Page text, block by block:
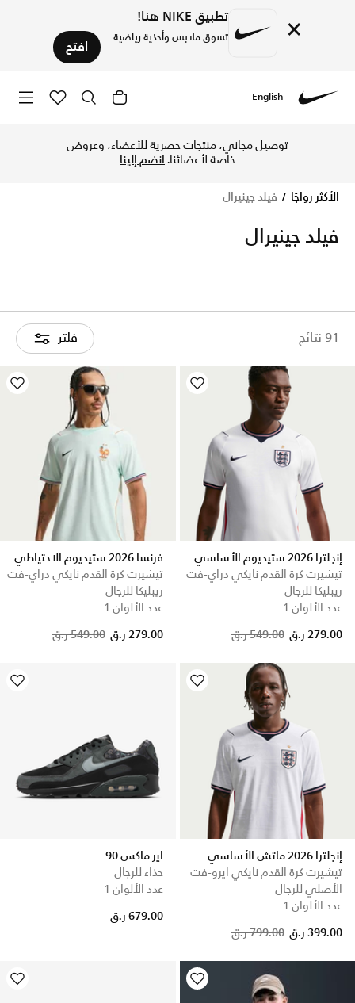
× تطبيق NIKE هنا!
تسوق ملابس وأحذية رياضية افتح
English
أنحاء قطر. لأن الحركة تجمعنا.
توصيل مجاني،
الأكثر رواجًا فيلد جينيرال
فيلد جينيرال
91 نتائج فلتر
إنجلترا 2026 ستيديوم الأساسي
تيشيرت كرة القدم نايكي دراي-فت
ريبليكا للرجال
عدد الألوان 1
Price reduced from
549.00 ر.ق to 279.00 ر.ق
فرنسا 2026 ستيديوم الاحتياطي
تيشيرت كرة القدم نايكي دراي-فت
ريبليكا للرجال
عدد الألوان 1
Price reduced from
549.00 ر.ق to 279.00 ر.ق
إنجلترا 2026 ماتش الأساسي
تيشيرت كرة القدم نايكي ايرو-فت
الأصلي للرجال
عدد الألوان 1
Price reduced from
799.00 ر.ق to 399.00 ر.ق
اير ماكس 90
حذاء للرجال
عدد الألوان 1
679.00 ر.ق